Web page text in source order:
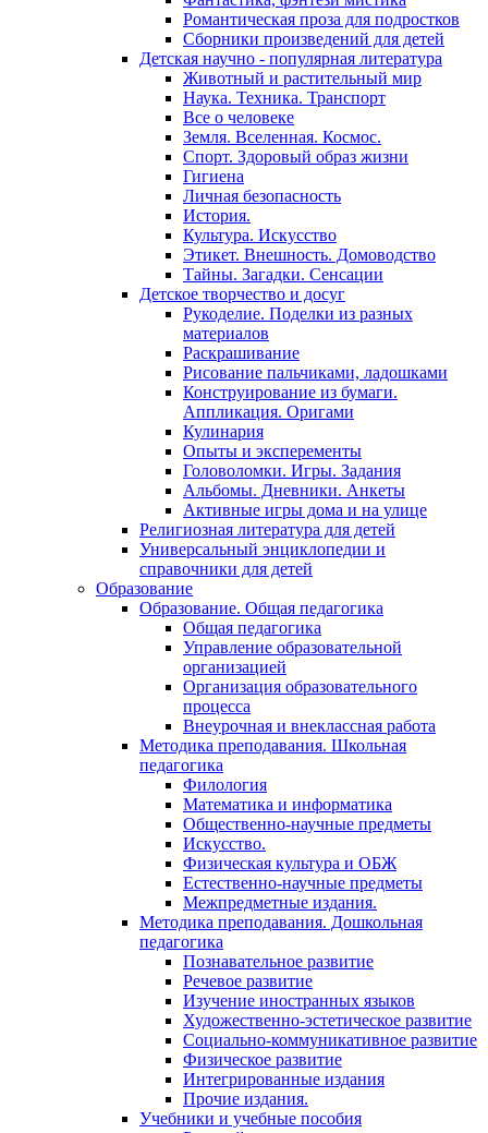
Романтическая проза для подростков
Сборники произведений для детей
Детская научно - популярная литература
Животный и растительный мир
Наука. Техника. Транспорт
Все о человеке
Земля. Вселенная. Космос.
Спорт. Здоровый образ жизни
Гигиена
Личная безопасность
История.
Культура. Искусство
Этикет. Внешность. Домоводство
Тайны. Загадки. Сенсации
Детское творчество и досуг
Рукоделие. Поделки из разных
материалов
Раскрашивание
Рисование пальчиками, ладошками
Конструирование из бумаги.
Аппликация. Оригами
Кулинария
Опыты и эксперементы
Головоломки. Игры. Задания
Альбомы. Дневники. Анкеты
Активные игры дома и на улице
Религиозная литература для детей
Универсальный энциклопедии и
справочники для детей
Образование
Образование. Общая педагогика
Общая педагогика
Управление образовательной
организацией
Организация образовательного
процесса
Внеурочная и внеклассная работа
Методика преподавания. Школьная
педагогика
Филология
Математика и информатика
Общественно-научные предметы
Искусство.
Физическая культура и ОБЖ
Естественно-научные предметы
Межпредметные издания.
Методика преподавания. Дошкольная
педагогика
Познавательное развитие
Речевое развитие
Изучение иностранных языков
Художественно-эстетическое развитие
Социально-коммуникативное развитие
Физическое развитие
Интегрированные издания
Прочие издания.
Учебники и учебные пособия